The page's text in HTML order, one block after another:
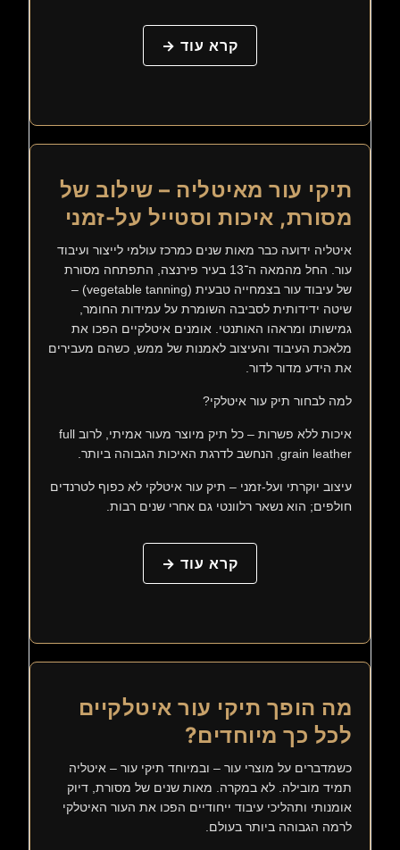
קרא עוד →
תיקי עור מאיטליה – שילוב של
מסורת, איכות וסטייל על-זמני
איטליה ידועה כבר מאות שנים כמרכז עולמי לייצור ועיבוד
עור. החל מהמאה ה־13 בעיר פירנצה, התפתחה מסורת
של עיבוד עור בצמחייה טבעית (vegetable tanning) –
שיטה ידידותית לסביבה השומרת על עמידות החומר,
גמישותו ומראהו האותנטי. אומנים איטלקיים הפכו את
מלאכת העיבוד והעיצוב לאמנות של ממש, כשהם מעבירים
את הידע מדור לדור.
למה לבחור תיק עור איטלקי?
איכות ללא פשרות – כל תיק מיוצר מעור אמיתי, לרוב full
grain leather, הנחשב לדרגת האיכות הגבוהה ביותר.
עיצוב יוקרתי ועל-זמני – תיק עור איטלקי לא כפוף לטרנדים
חולפים; הוא נשאר רלוונטי גם אחרי שנים רבות.
קרא עוד →
מה הופך תיקי עור איטלקיים
לכל כך מיוחדים?
כשמדברים על מוצרי עור – ובמיוחד תיקי עור – איטליה
תמיד מובילה. לא במקרה. מאות שנים של מסורת, דיוק
אומנותי ותהליכי עיבוד ייחודיים הפכו את העור האיטלקי
לרמה הגבוהה ביותר בעולם.